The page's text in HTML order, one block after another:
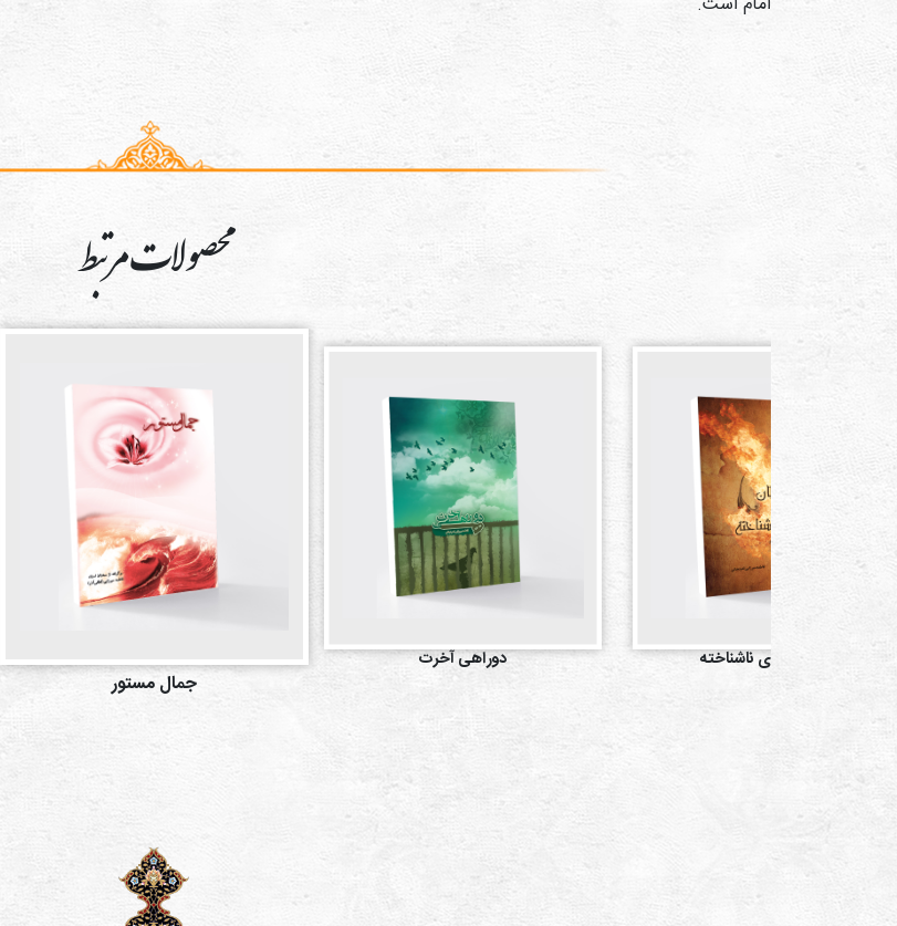
محصولات مرتبط
شیطان آشنای ناشناخته دوراهی آخرت
جمال مستور